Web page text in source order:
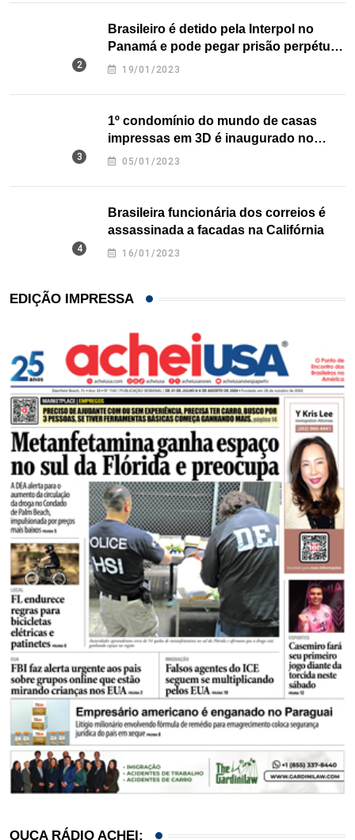
Brasileiro é detido pela Interpol no
Panamá e pode pegar prisão perpétua
nos EUA
19/01/2023
1º condomínio do mundo de casas
impressas em 3D é inaugurado no
Texas
05/01/2023
Brasileira funcionária dos correios é
assassinada a facadas na Califórnia
16/01/2023
EDIÇÃO IMPRESSA
OUÇA RÁDIO ACHEI: